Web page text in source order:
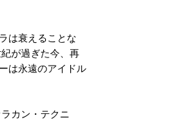
は衰えることな
が過ぎた今、再
は永遠のアイドル
カン・テクニ